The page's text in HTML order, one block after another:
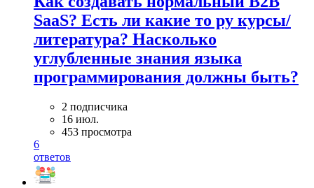
SaaS? Есть ли какие то ру курсы/
литература? Насколько
углубленные знания языка
программирования должны быть?
2 подписчика
16 июл.
453 просмотра
6
ответов